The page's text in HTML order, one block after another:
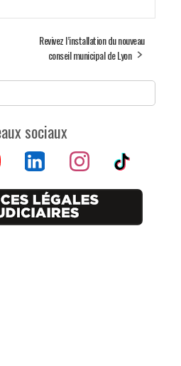
Revivez l’installation du nouveau
conseil municipal de Lyon
sociaux